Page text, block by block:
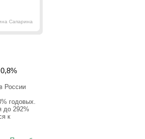
Сапарина
России
годовых.
до 292%
к